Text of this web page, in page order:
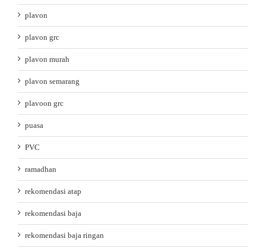
plavon
plavon grc
plavon murah
plavon semarang
plavoon grc
puasa
PVC
ramadhan
rekomendasi atap
rekomendasi baja
rekomendasi baja ringan